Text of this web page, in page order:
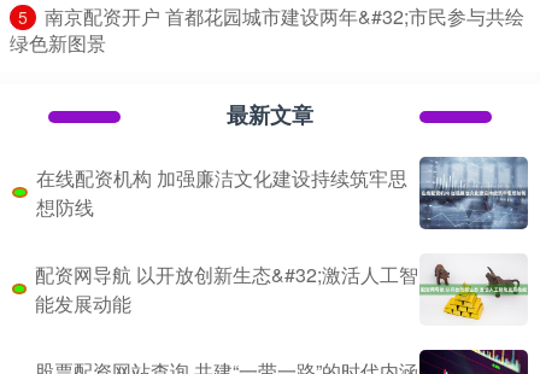
5
​南京配资开户 首都花园城市建设两年&#32;市民参与共绘
绿色新图景
最新文章
在线配资机构 加强廉洁文化建设持续筑牢思
想防线
配资网导航 以开放创新生态&#32;激活人工智
能发展动能